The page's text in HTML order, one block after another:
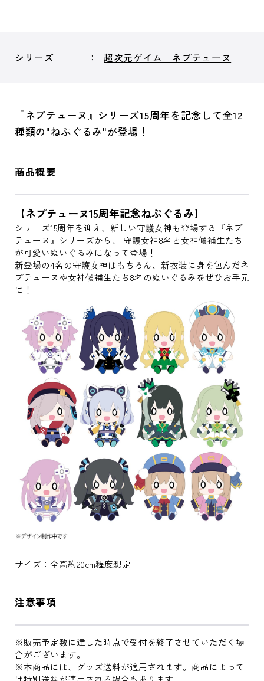
シリーズ 超次元ゲイム ネプテューヌ
『ネプテューヌ』シリーズ15周年を記念して全12
種類の"ねぷぐるみ"が登場！
商品概要
【ネプテューヌ15周年記念ねぷぐるみ】
シリーズ15周年を迎え、新しい守護女神も登場する『ネプ
テューヌ』シリーズから、 守護女神8名と女神候補生たち
が可愛いぬいぐるみになって登場！
新登場の4名の守護女神はもちろん、新衣装に身を包んだネ
プテューヌや女神候補生たち8名のぬいぐるみをぜひお手元
に！
サイズ：全高約20cm程度想定
注意事項
※販売予定数に達した時点で受付を終了させていただく場
合がございます。
※本商品には、グッズ送料が適用されます。商品によって